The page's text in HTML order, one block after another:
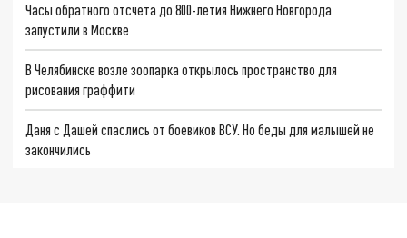
Часы обратного отсчета до 800-летия Нижнего Новгорода
запустили в Москве
В Челябинске возле зоопарка открылось пространство для
рисования граффити
Даня с Дашей спаслись от боевиков ВСУ. Но беды для малышей не
закончились